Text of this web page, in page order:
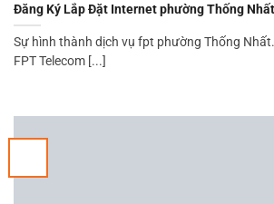
Đăng Ký Lắp Đặt Internet phường Thống
Sự hình thành dịch vụ fpt phường Thống
FPT Telecom [...]